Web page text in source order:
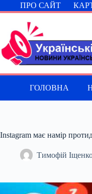
Перейти
до
ПРО САЙТ
ГОЛОВНА
Instagram має намір
Тимофій